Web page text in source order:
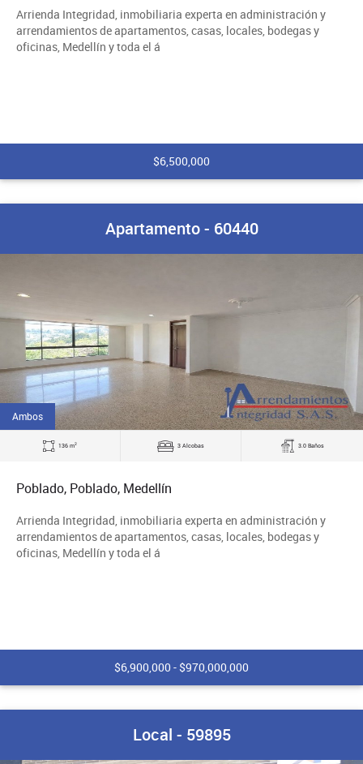
Arrienda Integridad, inmobiliaria experta en administración y
arrendamientos de apartamentos, casas, locales, bodegas y
oficinas, Medellín y toda el á
$6,500,000
Apartamento - 60440
Ambos
136 m2 3 Alcobas 3.0 Baños
Poblado, Poblado, Medellín
Arrienda Integridad, inmobiliaria experta en administración y
arrendamientos de apartamentos, casas, locales, bodegas y
oficinas, Medellín y toda el á
$6,900,000 - $970,000,000
Local - 59895